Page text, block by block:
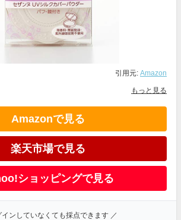
引用元: Amazon
もっと見る
Amazonで見る
楽天市場で見る
ショッピングで見る
インしていなくても採点できます ／